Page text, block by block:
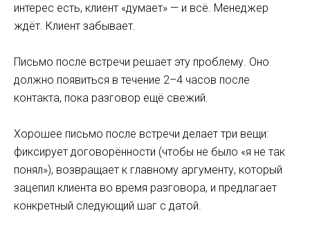
интерес есть, клиент «думает» — и всё. Менеджер
ждёт. Клиент забывает.
Письмо после встречи решает эту проблему. Оно
должно появиться в течение 2–4 часов после
контакта, пока разговор ещё свежий.
Хорошее письмо после встречи делает три вещи:
фиксирует договорённости (чтобы не было «я не так
понял»), возвращает к главному аргументу, который
зацепил клиента во время разговора, и предлагает
конкретный следующий шаг с датой.